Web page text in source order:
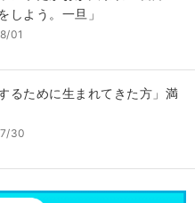
しよう。一旦」
01
るために生まれてきた方」満
30